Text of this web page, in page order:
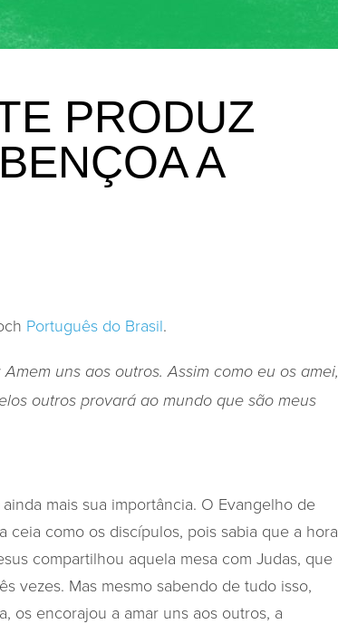
PRODUZ
A
Português do Brasil.
uns aos outros. Assim como eu os amei,
outros provará ao mundo que são meus
mais sua importância. O Evangelho de
ceia como os discípulos, pois sabia que a hora
compartilhou aquela mesa com Judas, que
vezes. Mas mesmo sabendo de tudo isso,
os encorajou a amar uns aos outros, a